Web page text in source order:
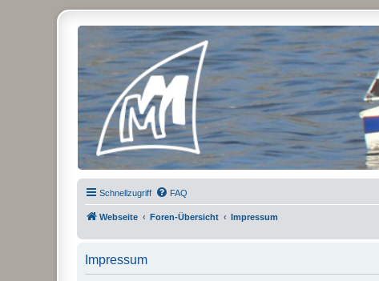
Micro Magic Forum Deutschland
Schnellzugriff FAQ
Webseite Foren-Übersicht Impressum
Impressum